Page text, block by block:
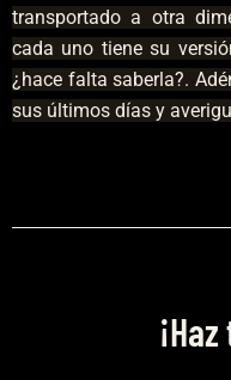
transportado a otra
cada uno tiene su
¿hace falta saberla?.
sus últimos días y